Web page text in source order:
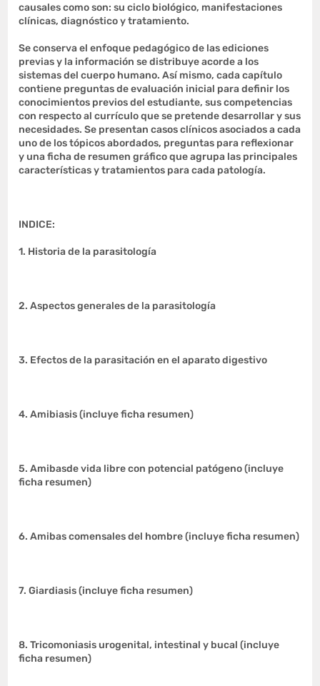
causales como son: su ciclo biológico, manifestaciones
clínicas, diagnóstico y tratamiento.
Se conserva el enfoque pedagógico de las ediciones
previas y la información se distribuye acorde a los
sistemas del cuerpo humano. Así mismo, cada capítulo
contiene preguntas de evaluación inicial para definir los
conocimientos previos del estudiante, sus competencias
con respecto al currículo que se pretende desarrollar y sus
necesidades. Se presentan casos clínicos asociados a cada
uno de los tópicos abordados, preguntas para reflexionar
y una ficha de resumen gráfico que agrupa las principales
características y tratamientos para cada patología.
INDICE:
1. Historia de la parasitología
2. Aspectos generales de la parasitología
3. Efectos de la parasitación en el aparato digestivo
4. Amibiasis (incluye ficha resumen)
5. Amibasde vida libre con potencial patógeno (incluye
ficha resumen)
6. Amibas comensales del hombre (incluye ficha resumen)
7. Giardiasis (incluye ficha resumen)
8. Tricomoniasis urogenital, intestinal y bucal (incluye
ficha resumen)